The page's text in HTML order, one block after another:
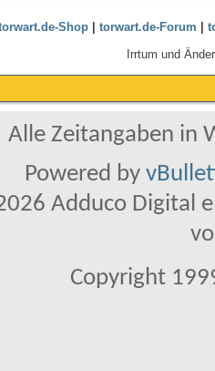
Shop| torwart.de-Forum
Irrtum und
Alle Zeitangaben in
Powered by
Adduco Digital
Copyright